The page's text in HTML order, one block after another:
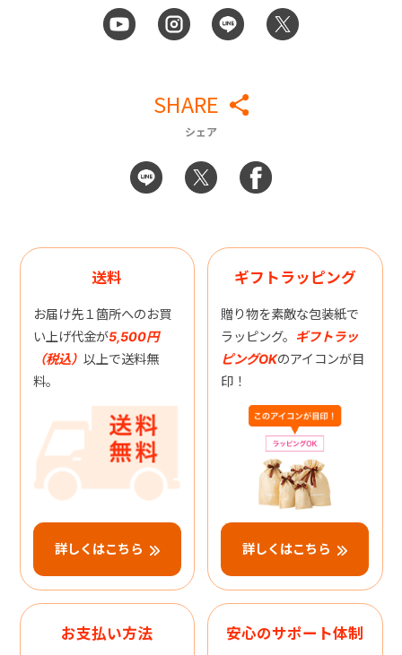
SHARE
シェア
送料
お届け先１箇所へのお買
い上げ代金が5,500円
（税込） 以上で送料無
料。
詳しくはこちら
ギフトラッピング
贈り物を素敵な包装紙で
ラッピング。 ギフトラッ
ピングOKのアイコンが目
印！
詳しくはこちら
お支払い方法 安心のサポート体制